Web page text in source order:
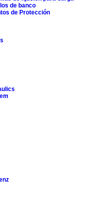
de banco
de Protección